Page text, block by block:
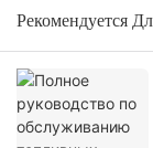
Рекомендуется